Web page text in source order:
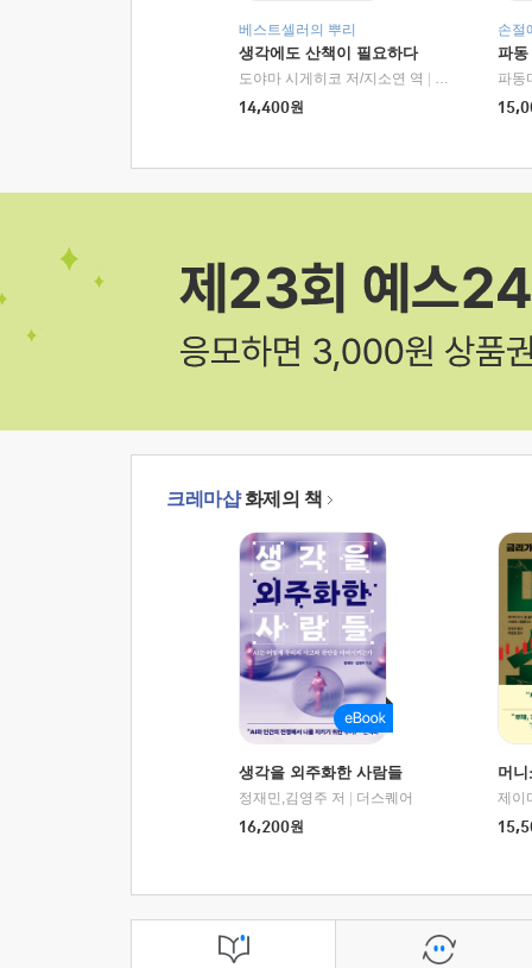
베스트셀러의 뿌리
생각에도 산책이 필요하다
도야마 시게히코 저/지소연 역
알에이치코리
14,400원
손절
파동
파동
크레마샵화제의 책
생각을 외주화한 사람들
정재민,김영주 저
더스퀘어
16,200원
머